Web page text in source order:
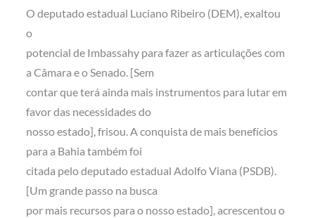
O deputado estadual Luciano Ribeiro (DEM), exaltou
o
potencial de Imbassahy para fazer as articulações com
a Câmara e o Senado. [Sem
contar que terá ainda mais instrumentos para lutar em
favor das necessidades do
nosso estado], frisou. A conquista de mais benefícios
para a Bahia também foi
citada pelo deputado estadual Adolfo Viana (PSDB).
[Um grande passo na busca
por mais recursos para o nosso estado], acrescentou o